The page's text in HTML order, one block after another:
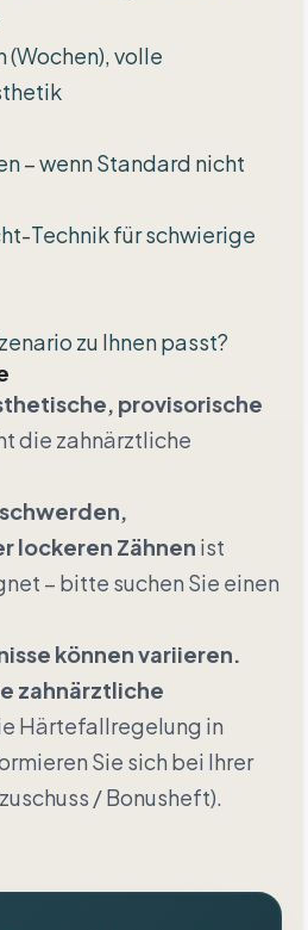
(Wochen), volle
– wenn Standard nicht
Technik für schwierige
zu Ihnen passt?
provisorische
die zahnärztliche
lockeren Zähnen ist
– bitte suchen Sie einen
können variieren.
zahnärztliche
Härtefallregelung in
Sie sich bei Ihrer
/ Bonusheft).